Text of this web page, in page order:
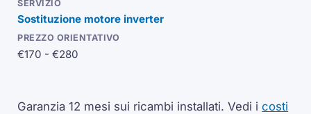
Sostituzione motoreinverter
€170 - €280
Garanzia 12 mesi sui ricambi installati. Vedi icosti